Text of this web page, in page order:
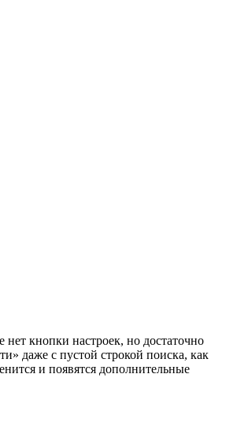
нет кнопки настроек, но достаточно
даже с пустой строкой поиска, как
и появятся дополнительные